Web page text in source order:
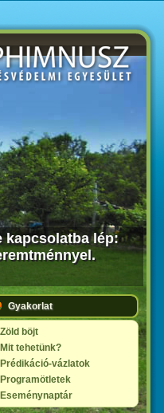
kapcsolatba lép:
Gyakorlat
Zöld böjt
Mit tehetünk?
Prédikáció-vázlatok
Programötletek
Eseménynaptár